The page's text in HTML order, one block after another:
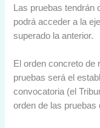
Las pruebas
podrá acceder a la
superado la anterior.
El orden concreto de
pruebas será el
convocatoria (el
orden de las pruebas